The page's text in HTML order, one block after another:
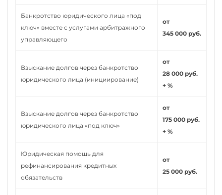
Банкротство юридического лица «под
ключ» вместе с услугами арбитражного
управляющего
от
345 000 руб.
Взыскание долгов через банкротство
юридического лица (инициирование)
от
28 000 руб.
+ %
Взыскание долгов через банкротство
юридического лица «под ключ»
от
175 000 руб.
+ %
Юридическая помощь для
рефинансирования кредитных
обязательств
от
25 000 руб.